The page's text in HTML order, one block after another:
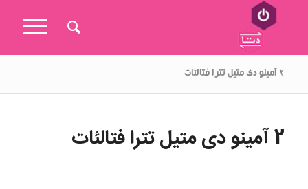
۲ آمینو دی متیل تترا فتالئات
2 آمینو دی متیل تترا فتالئات